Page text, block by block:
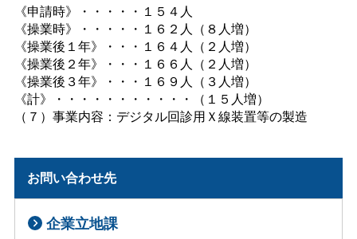
《申請時》・・・・・１５４人
《操業時》・・・・・１６２人（８人増）
《操業後１年》・・・１６４人（２人増）
《操業後２年》・・・１６６人（２人増）
《操業後３年》・・・１６９人（３人増）
《計》・・・・・・・・・・・（１５人増）
（７）事業内容：デジタル回診用Ｘ線装置等の製造
お問い合わせ先
企業立地課